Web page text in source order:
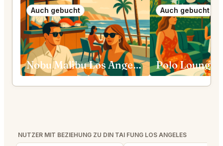
Auch gebucht
Nobu Malibu Los Angeles
Auch gebucht
NUTZER MIT BEZIEHUNG ZU DIN TAI FUNG LOS ANGELES